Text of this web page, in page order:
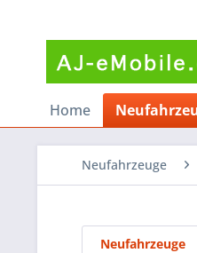
Home
Neufahrzeuge
Neufahrzeuge